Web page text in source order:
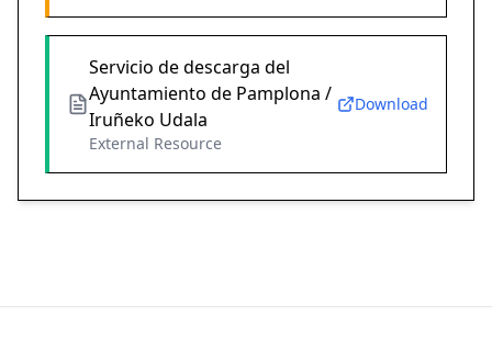
Servicio de descarga del
Ayuntamiento de Pamplona /
Iruñeko Udala
External Resource
Download